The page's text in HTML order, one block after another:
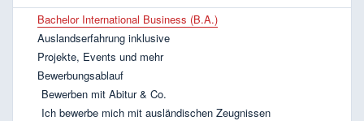
Bachelor International Business (B.A.)
Auslandserfahrung inklusive
Projekte, Events und mehr
Bewerbungsablauf
Bewerben mit Abitur & Co.
Ich bewerbe mich mit ausländischen Zeugnissen